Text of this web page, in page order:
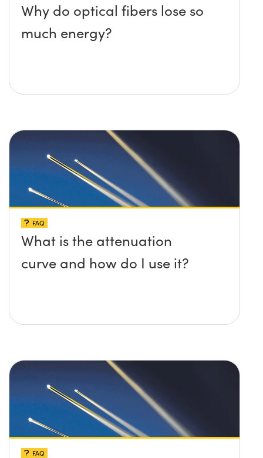
Why do optical fibers lose so
much energy?
FAQ
What is the attenuation
curve and how do I use it?
FAQ